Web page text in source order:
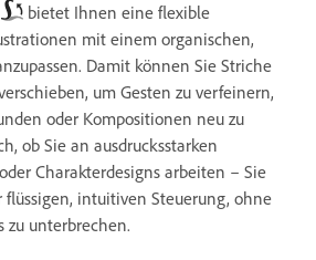
bietet Ihnen eine flexible
mit einem organischen,
Damit können Sie Striche
um Gesten zu verfeinern,
oder Kompositionen neu zu
ob Sie an ausdrucksstarken
Charakterdesigns arbeiten – Sie
intuitiven Steuerung, ohne
zu unterbrechen.